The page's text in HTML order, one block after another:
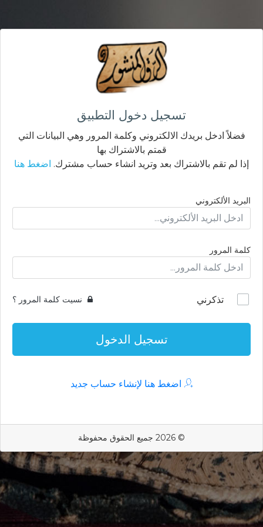
تسجيل دخول التطبيق
فضلاً ادخل بريدك الالكتروني وكلمة المرور وهي البيانات التي
قمتم بالاشتراك بها
إذا لم تقم بالاشتراك بعد وتريد انشاء حساب مشترك. اضغط هنا
البريد الألكتروني
كلمة المرور
تذكرني نسيت كلمة المرور ؟
تسجيل الدخول
اضغط هنا لإنشاء حساب جديد
© 2026 جميع الحقوق محفوظة